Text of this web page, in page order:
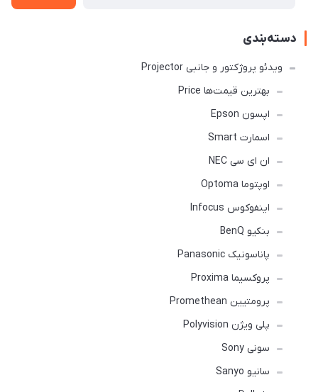
دسته‌بندی
ویدئو پروژکتور و جانبی Projector
بهترین قیمت‌ها Price
اپسون Epson
اسمارت Smart
ان ای سی NEC
اوپتوما Optoma
اینفوکوس Infocus
بنکیو BenQ
پاناسونیک Panasonic
پروکسیما Proxima
پرومتیین Promethean
پلی ویژن Polyvision
سونی Sony
سانیو Sanyo